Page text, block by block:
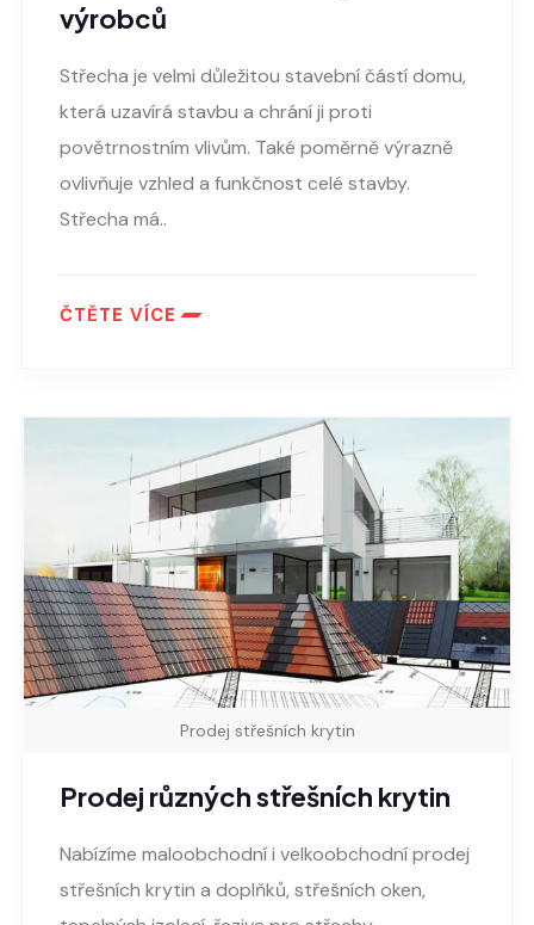
výrobců
Střecha je velmi důležitou stavební částí domu,
která uzavírá stavbu a chrání ji proti
povětrnostním vlivům. Také poměrně výrazně
ovlivňuje vzhled a funkčnost celé stavby.
Střecha má..
ČTĚTE VÍCE
Prodej střešních krytin
Prodej různých střešních krytin
Nabízíme maloobchodní i velkoobchodní prodej
střešních krytin a doplňků, střešních oken,